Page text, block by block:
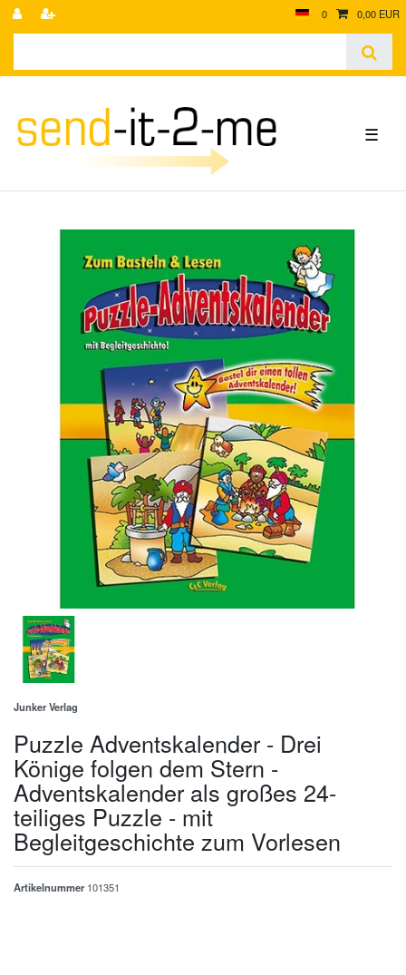
0 0,00 EUR
☰
Junker Verlag
Puzzle Adventskalender - Drei
Könige folgen dem Stern -
Adventskalender als großes 24-
teiliges Puzzle - mit
Begleitgeschichte zum Vorlesen
Artikelnummer 101351